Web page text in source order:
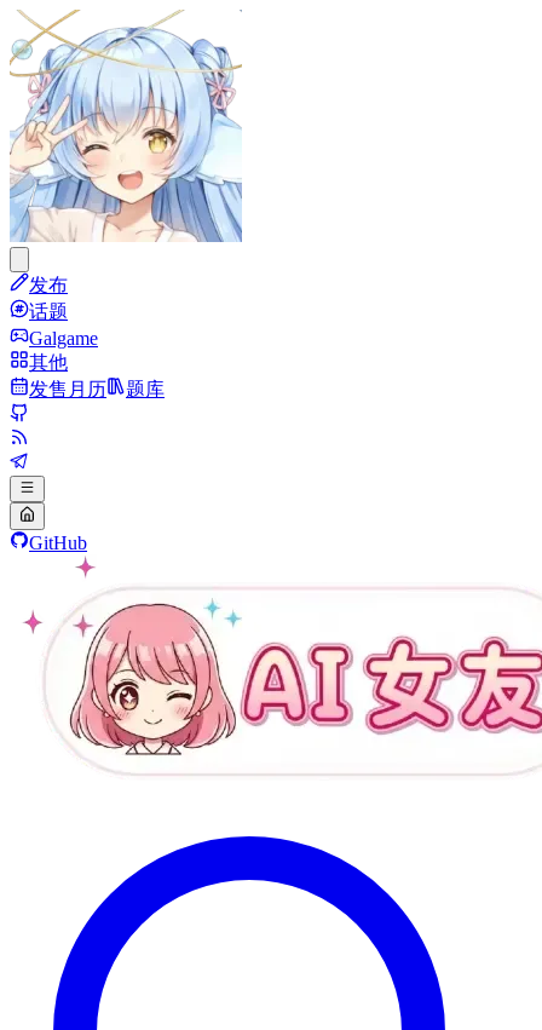
发布
话题
Galgame
其他
发售月历
题库
GitHub